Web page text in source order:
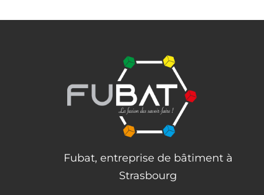
Fubat, entreprise de bâtiment à
Strasbourg